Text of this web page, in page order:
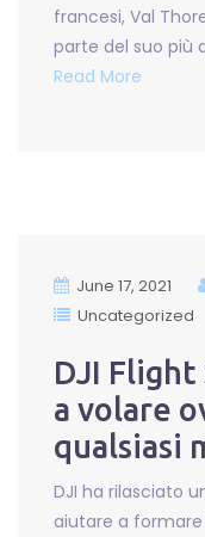
francesi, Val
parte del suo più
Read More
June 17, 2021
Uncategorized
DJI
a volare
qualsiasi
DJI ha rilasciato
aiutare a